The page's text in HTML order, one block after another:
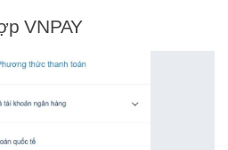
VNPAY